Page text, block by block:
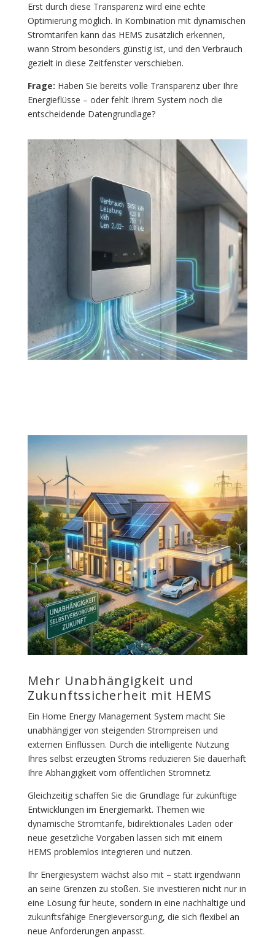
Erst durch diese Transparenz wird eine echte
Optimierung möglich. In Kombination mit dynamischen
Stromtarifen kann das HEMS zusätzlich erkennen,
wann Strom besonders günstig ist, und den Verbrauch
gezielt in diese Zeitfenster verschieben.
Frage: Haben Sie bereits volle Transparenz über Ihre
Energieflüsse – oder fehlt Ihrem System noch die
entscheidende Datengrundlage?
Mehr Unabhängigkeit und
Zukunftssicherheit mit HEMS
Ein Home Energy Management System macht Sie
unabhängiger von steigenden Strompreisen und
externen Einflüssen. Durch die intelligente Nutzung
Ihres selbst erzeugten Stroms reduzieren Sie dauerhaft
Ihre Abhängigkeit vom öffentlichen Stromnetz.
Gleichzeitig schaffen Sie die Grundlage für zukünftige
Entwicklungen im Energiemarkt. Themen wie
dynamische Stromtarife, bidirektionales Laden oder
neue gesetzliche Vorgaben lassen sich mit einem
HEMS problemlos integrieren und nutzen.
Ihr Energiesystem wächst also mit – statt irgendwann
an seine Grenzen zu stoßen. Sie investieren nicht nur in
eine Lösung für heute, sondern in eine nachhaltige und
zukunftsfähige Energieversorgung, die sich flexibel an
neue Anforderungen anpasst.